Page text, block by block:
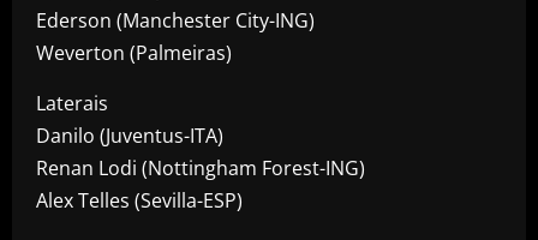
Ederson (Manchester City-ING)
Weverton (Palmeiras)
Laterais
​Danilo (Juventus-ITA)
Renan Lodi (Nottingham Forest-ING)
​Alex Telles (Sevilla-ESP)